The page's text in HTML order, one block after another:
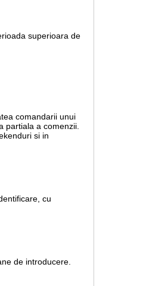
superioara de
comandarii unui
partiala a comenzii.
si in
cu
de introducere.